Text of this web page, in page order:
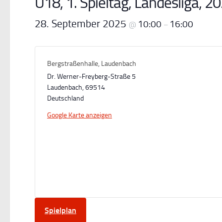
28. September 2025 @ 10:00 – 16:00
Bergstraßenhalle, Laudenbach
Dr. Werner-Freyberg-Straße 5
Laudenbach,69514
Deutschland
Google Karte anzeigen
Spielplan